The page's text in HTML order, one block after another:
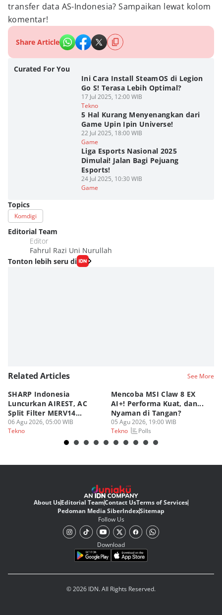
transfer data AS-Indonesia? Sampaikan lewat kolom
komentar!
Share Article
Curated For You
Ini Cara Install SteamOS di Legion
Go S! Terasa Lebih Optimal?
17 Jul 2025, 12:00 WIB
Tekno
5 Hal Kurang Menyenangkan dari
Game Upin Ipin Universe!
22 Jul 2025, 18:00 WIB
Game
Liga Esports Nasional 2025
Dimulai! Jalan Bagi Pejuang
Esports!
24 Jul 2025, 10:30 WIB
Game
Topics
Komdigi
Editorial Team
Editor
Fahrul Razi Uni Nurullah
Tonton lebih seru di
Related Articles See More
SHARP Indonesia
Luncurkan AIREST, AC
Split Filter MERV14
Perdana!
06 Agu 2026, 05:00 WIB
Tekno
Mencoba MSI Claw 8 EX
AI+! Performa Kuat, dan...
Nyaman di Tangan?
05 Agu 2026, 19:00 WIB
Tekno
Polls
About UsEditorial TeamContact UsTerms of Services
Pedoman Media SiberIndexSitemap
Follow Us
Download
© 2026 IDN. All Rights Reserved.